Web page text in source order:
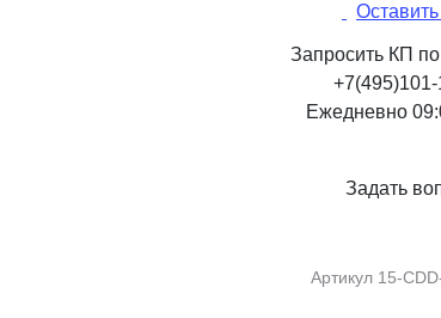
Запросить КП
Ежедневно
Задать
Артикул 15-